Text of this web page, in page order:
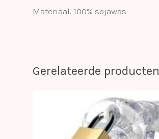
Materiaal: 100% sojawas
Gerelateerde producten